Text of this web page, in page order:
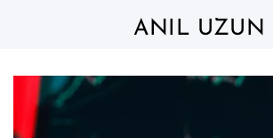
ANIL UZUN